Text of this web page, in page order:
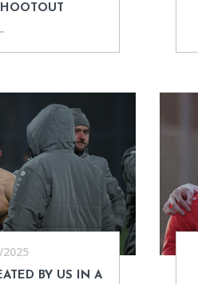
BY US IN A